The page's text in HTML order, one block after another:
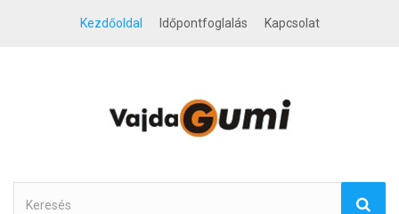
Kezdőoldal Időpontfoglalás Kapcsolat